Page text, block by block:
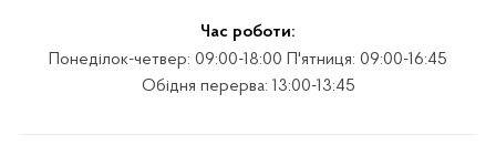
Час роботи:
Понеділок-четвер: 09:00-18:00 П'ятниця: 09:00-16:45
Обідня перерва: 13:00-13:45